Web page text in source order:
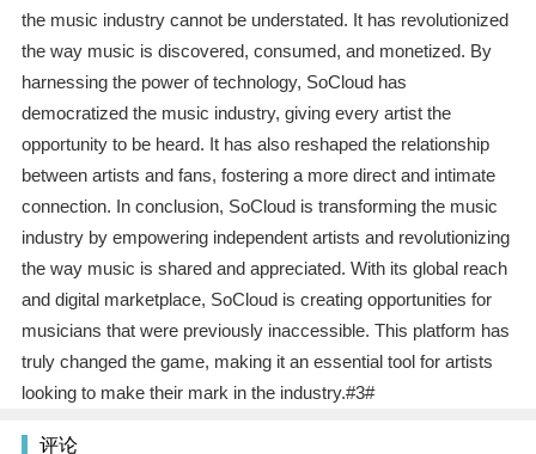
the music industry cannot be understated. It has revolutionized
the way music is discovered, consumed, and monetized. By
harnessing the power of technology, SoCloud has
democratized the music industry, giving every artist the
opportunity to be heard. It has also reshaped the relationship
between artists and fans, fostering a more direct and intimate
connection. In conclusion, SoCloud is transforming the music
industry by empowering independent artists and revolutionizing
the way music is shared and appreciated. With its global reach
and digital marketplace, SoCloud is creating opportunities for
musicians that were previously inaccessible. This platform has
truly changed the game, making it an essential tool for artists
looking to make their mark in the industry.#3#
评论